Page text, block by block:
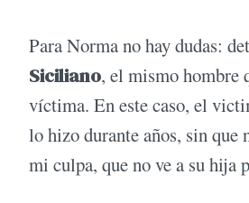
Para Norma no hay dudas:
Siciliano, el mismo hombre
víctima. En este caso, el
lo hizo durante años, sin que
mi culpa, que no ve a su hija